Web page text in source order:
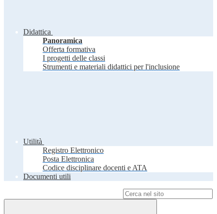
Didattica
Panoramica
Offerta formativa
I progetti delle classi
Strumenti e materiali didattici per l'inclusione
Utilità
Registro Elettronico
Posta Elettronica
Codice disciplinare docenti e ATA
Documenti utili